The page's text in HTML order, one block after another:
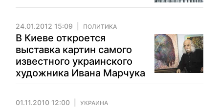
24.01.2012 15:09 ПОЛИТИКА
В Киеве откроется
выставка картин самого
известного украинского
художника Ивана Марчука
01.11.2010 12:00 УКРАИНА